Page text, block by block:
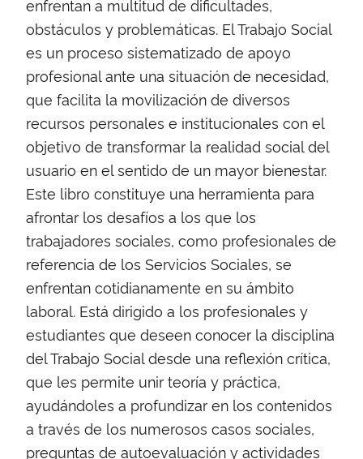
enfrentan a multitud de dificultades,
obstáculos y problemáticas. El Trabajo Social
es un proceso sistematizado de apoyo
profesional ante una situación de necesidad,
que facilita la movilización de diversos
recursos personales e institucionales con el
objetivo de transformar la realidad social del
usuario en el sentido de un mayor bienestar.
Este libro constituye una herramienta para
afrontar los desafíos a los que los
trabajadores sociales, como profesionales de
referencia de los Servicios Sociales, se
enfrentan cotidianamente en su ámbito
laboral. Está dirigido a los profesionales y
estudiantes que deseen conocer la disciplina
del Trabajo Social desde una reflexión crítica,
que les permite unir teoría y práctica,
ayudándoles a profundizar en los contenidos
a través de los numerosos casos sociales,
preguntas de autoevaluación y actividades